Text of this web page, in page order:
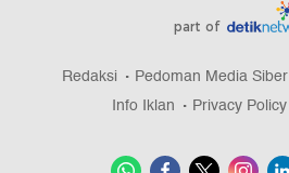
part of
Redaksi Pedoman Media Siber
Info Iklan
Privacy Policy